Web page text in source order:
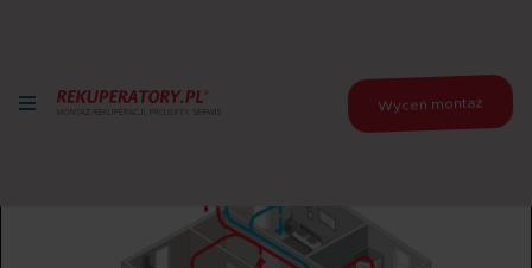
Wyceń montaż